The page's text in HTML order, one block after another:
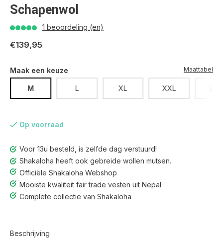
Schapenwol
1 beoordeling (en)
€139,95
Maak een keuze
M L XL XXL
Maattabel
Op voorraad
Voor 13u besteld, is zelfde dag verstuurd!
Shakaloha heeft ook gebreide wollen mutsen.
Officiële Shakaloha Webshop
Mooiste kwaliteit fair trade vesten uit Nepal
Complete collectie van Shakaloha
Beschrijving